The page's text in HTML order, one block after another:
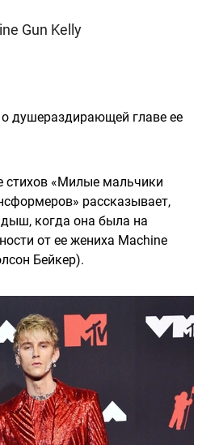
Gun Kelly
душераздирающей главе ее
стихов «Милые мальчики
рассказывает,
когда она была на
от ее жениха Machine
Бейкер).